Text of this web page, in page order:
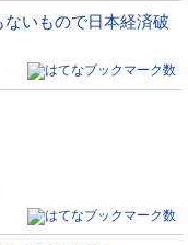
ないもので日本経済破